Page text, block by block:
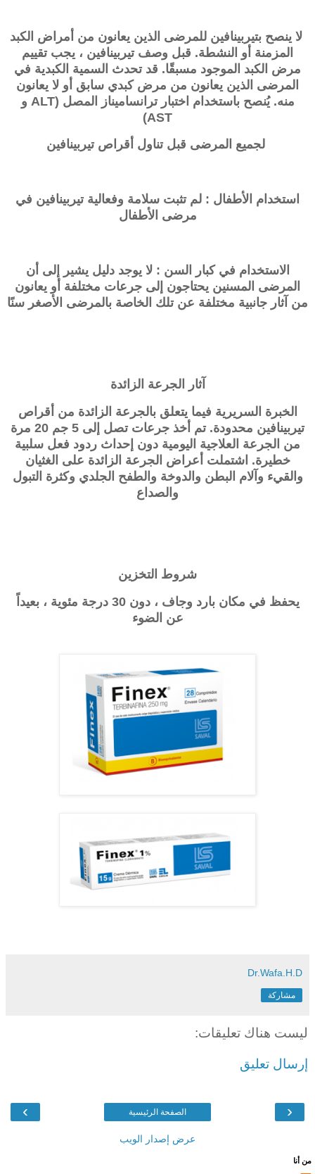
لا ينصح بتيربينافين للمرضى الذين يعانون من أمراض الكبد
المزمنة أو النشطة. قبل وصف تيربينافين ، يجب تقييم
مرض الكبد الموجود مسبقًا. قد تحدث السمية الكبدية في
المرضى الذين يعانون من مرض كبدي سابق أو لا يعانون
منه. يُنصح باستخدام اختبار ترانساميناز المصل (ALT و
AST)
لجميع المرضى قبل تناول أقراص تيربينافين
استخدام الأطفال : لم تثبت سلامة وفعالية تيربينافين في
مرضى الأطفال
الاستخدام في كبار السن : لا يوجد دليل يشير إلى أن
المرضى المسنين يحتاجون إلى جرعات مختلفة أو يعانون
من آثار جانبية مختلفة عن تلك الخاصة بالمرضى الأصغر سنًا
آثار الجرعة الزائدة
الخبرة السريرية فيما يتعلق بالجرعة الزائدة من أقراص
تيربينافين محدودة. تم أخذ جرعات تصل إلى 5 جم 20 مرة
من الجرعة العلاجية اليومية دون إحداث ردود فعل سلبية
خطيرة. اشتملت أعراض الجرعة الزائدة على الغثيان
والقيء وآلام البطن والدوخة والطفح الجلدي وكثرة التبول
والصداع
شروط التخزين
يحفظ في مكان بارد وجاف ، دون 30 درجة مئوية ، بعيداً
عن الضوء
Dr.Wafa.H.D
مشاركة
ليست هناك تعليقات:
إرسال تعليق
‹
› الصفحة الرئيسية
عرض إصدار الويب
من أنا